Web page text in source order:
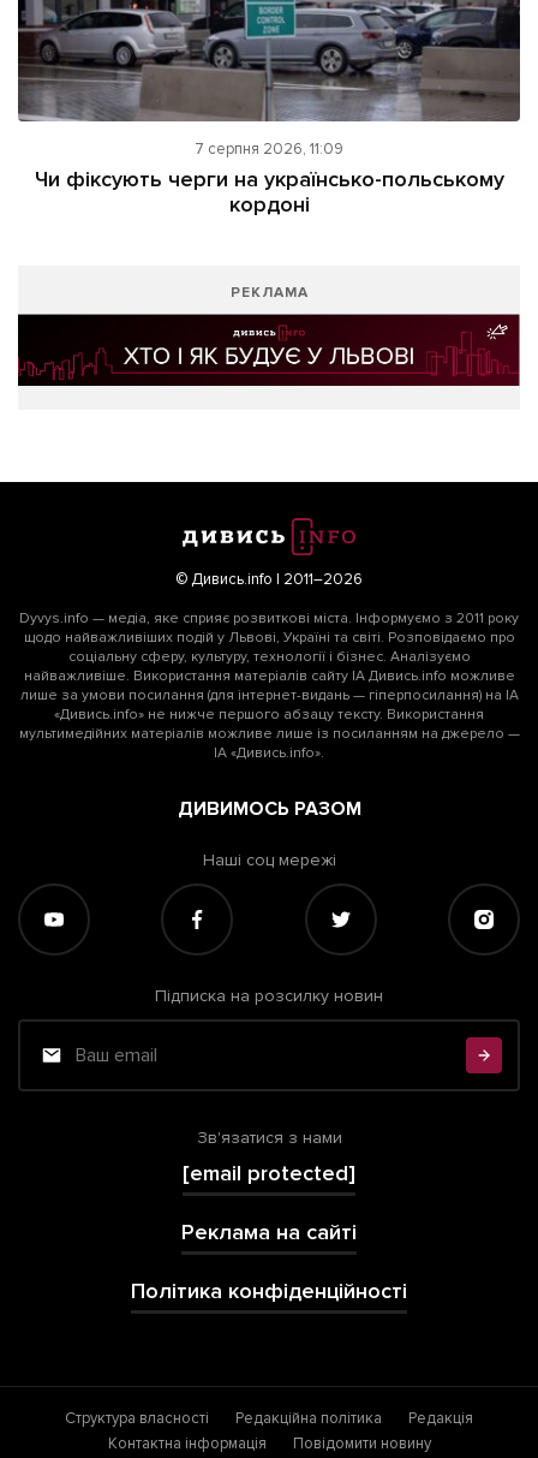
7 серпня 2026, 11:09
Чи фіксують черги на українсько-польському
кордоні
РЕКЛАМА
© Дивись.info | 2011–2026
Dyvys.info — медіа, яке сприяє розвиткові міста. Інформуємо з 2011 року
щодо найважливіших подій у Львові, Україні та світі. Розповідаємо про
соціальну сферу, культуру, технології і бізнес. Аналізуємо
найважливіше. Використання матеріалів сайту ІА Дивись.info можливе
лише за умови посилання (для інтернет-видань — гіперпосилання) на ІА
«Дивись.info» не нижче першого абзацу тексту. Використання
мультимедійних матеріалів можливе лише із посиланням на джерело —
ІА «Дивись.info».
ДИВИМОСЬ РАЗОМ
Наші соц мережі
Підписка на розсилку новин
Зв'язатися з нами
[email protected]
Реклама на сайті
Політика конфіденційності
Структура власності Редакційна політика
Редакція
Контактна інформація
Повідомити новину